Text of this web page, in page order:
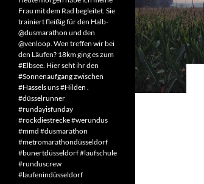
Frau mit dem Rad begleitet. Sie
trainiert fleißig für den Halb-
@dusmarathon und den
@venloop. Wen treffen wir bei
den Läufen? 18km ging es zum
#Elbsee. Hier seht ihr den
#Sonnenaufgang zwischen
#Hassels uns #Hilden .
#düsselrunner
#rundayisfunday
#rockdiestrecke #werundus
#mmd #dusmarathon
#metromarathondüsseldorf
#bunertdüsseldorf #laufschule
#runduscrew
#laufenindüsseldorf